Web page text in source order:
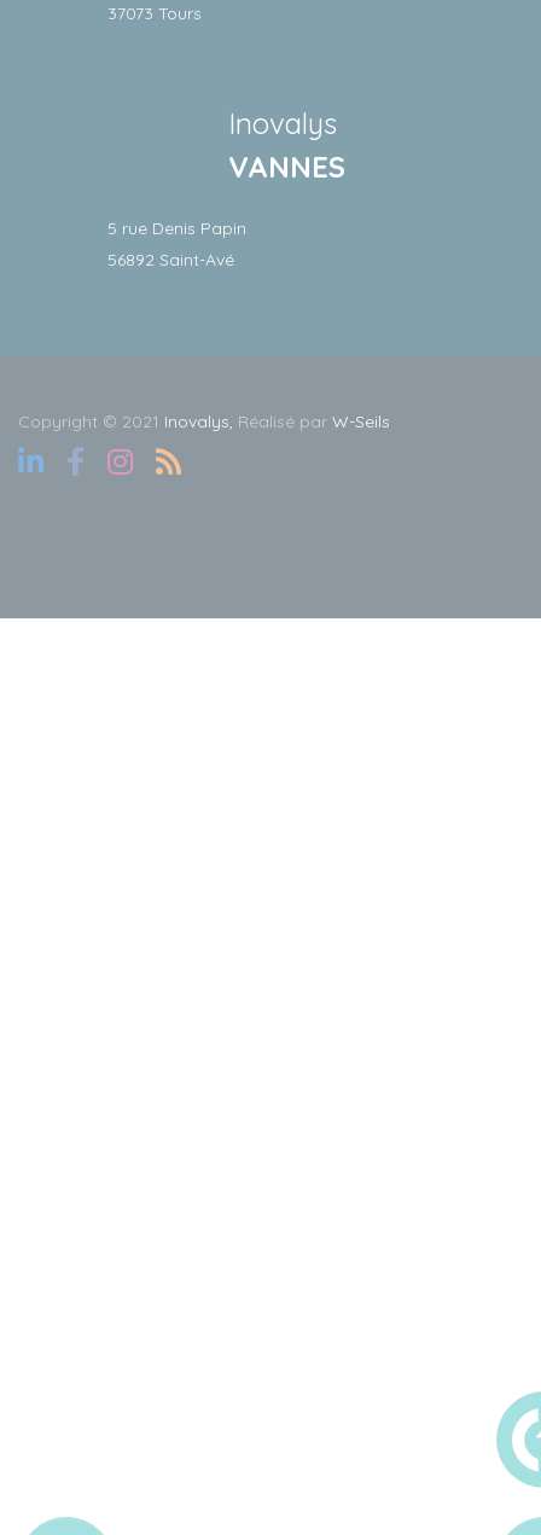
37073 Tours
Inovalys
VANNES
5 rue Denis Papin
56892 Saint-Avé
Copyright © 2021 Inovalys, Réalisé par W-Seils